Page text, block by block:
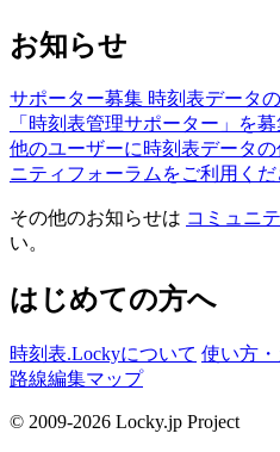
お知らせ
サポーター募集 時刻表データ
「時刻表管理サポーター」を募
他のユーザーに時刻表データ
ニティフォーラムをご利用くだ
その他のお知らせは コミュニ
い。
はじめての方へ
時刻表.Lockyについて 使い方
路線編集マップ
© 2009-2026 Locky.jp Project